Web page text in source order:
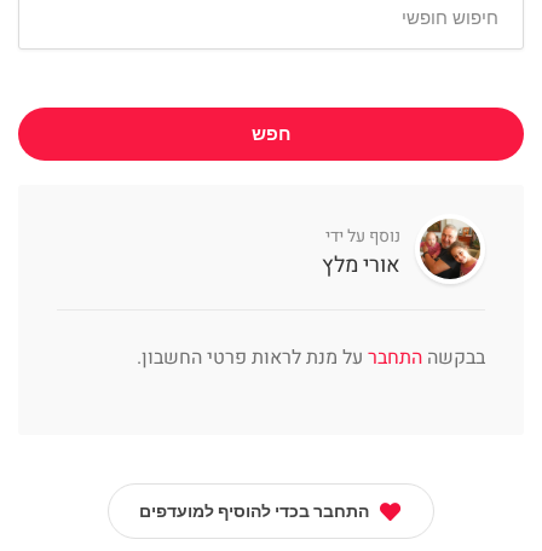
חפש
נוסף על ידי
אורי מלץ
בבקשה התחבר על מנת לראות פרטי החשבון.
התחבר בכדי להוסיף למועדפים